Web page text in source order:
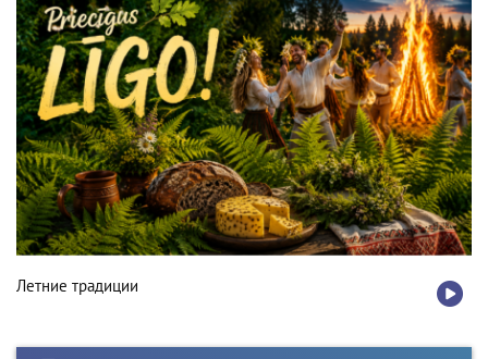
Летние традиции